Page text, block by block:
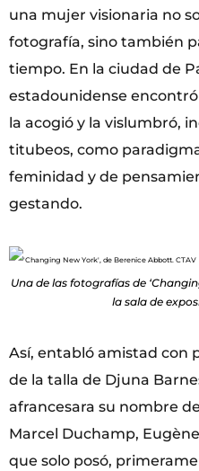
una mujer visionaria no
fotografía, sino también
tiempo. En la ciudad de
estadounidense
la acogió y la vislumbró,
titubeos, como
feminidad y de
gestando.
Una de las fotografías de
la sala de
Así, entabló amistad con
de la talla de Djuna
afrancesara su nombre
Marcel Duchamp,
que solo posó,